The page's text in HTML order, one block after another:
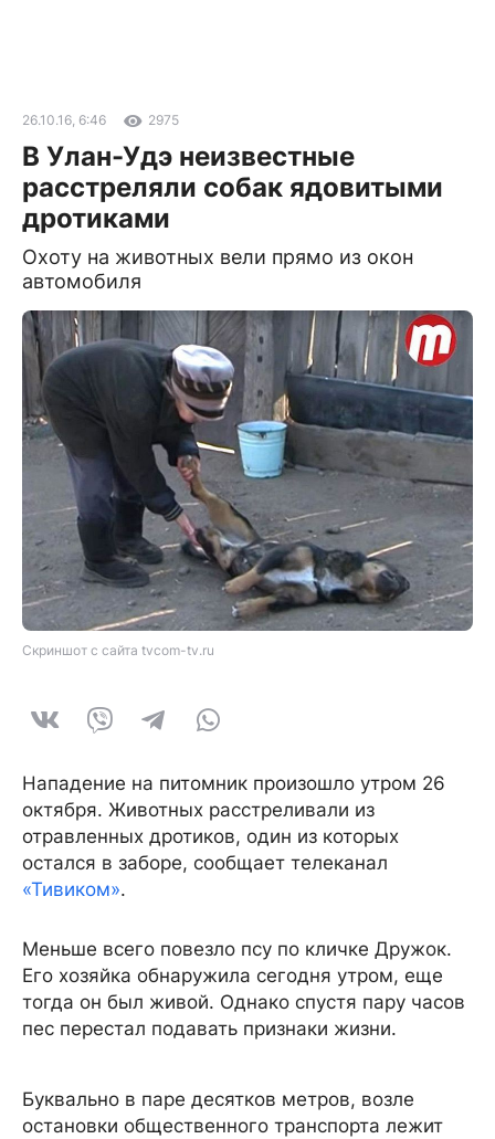
26.10.16, 6:46 2975
В Улан-Удэ неизвестные
расстреляли собак ядовитыми
дротиками
Охоту на животных вели прямо из окон
автомобиля
Скриншот с сайта tvcom-tv.ru
Нападение на питомник произошло утром 26
октября. Животных расстреливали из
отравленных дротиков, один из которых
остался в заборе, сообщает телеканал
«Тивиком».
Меньше всего повезло псу по кличке Дружок.
Его хозяйка обнаружила сегодня утром, еще
тогда он был живой. Однако спустя пару часов
пес перестал подавать признаки жизни.
Буквально в паре десятков метров, возле
остановки общественного транспорта лежит